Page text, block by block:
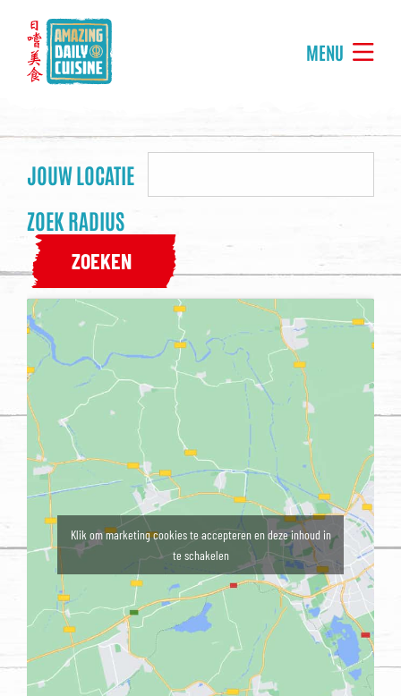
MENU
JOUW LOCATIE
ZOEK RADIUS
Klik om marketing cookies te accepteren en deze inhoud in
te schakelen